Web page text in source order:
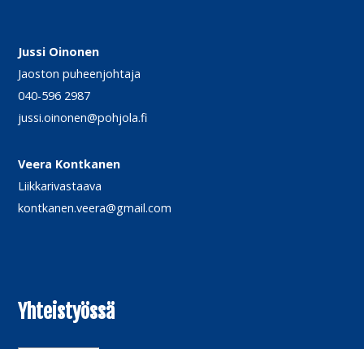
Jussi Oinonen
Jaoston puheenjohtaja
040-596 2987
jussi.oinonen@pohjola.fi
Veera Kontkanen
Liikkarivastaava
kontkanen.veera@gmail.com
Yhteistyössä